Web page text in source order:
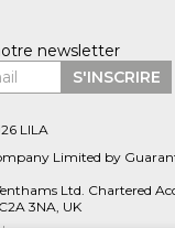
newsletter
S'INSCRIRE
LILA
Limited by
Ltd. Chartered
3NA, UK